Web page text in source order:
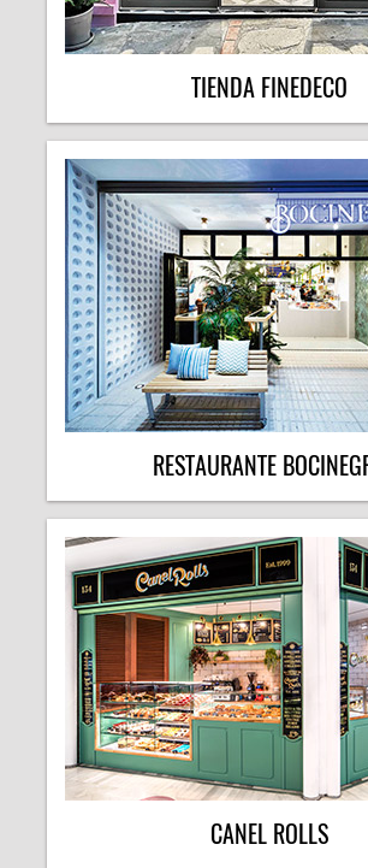
TIENDA FINEDECO
RESTAURANTE
CANEL ROLLS